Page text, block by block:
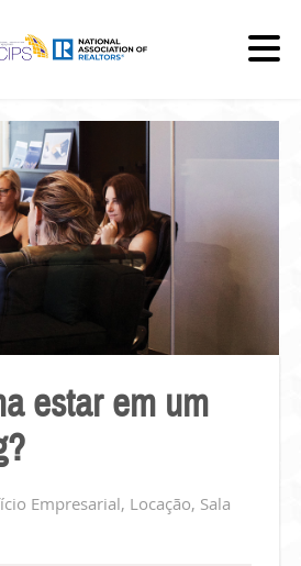
estar em um
Empresarial, Locação, Sala